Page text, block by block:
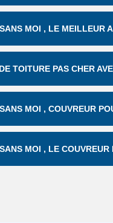
MOI , LE MEILLEUR
TOITURE PAS CHER
MOI , COUVREUR
MOI , LE